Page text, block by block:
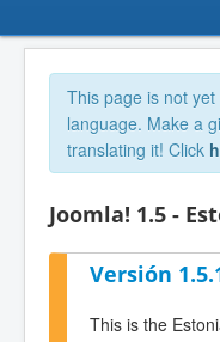
This page is not
language. Make a
translating it! Click
Joomla! 1.5 -
Versión
This is the